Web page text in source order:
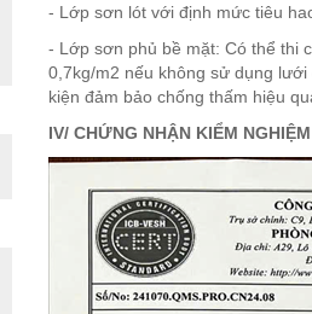
- Lớp sơn lót với định mức tiêu
- Lớp sơn phủ bề mặt: Có thể thi
0,7kg/m2 nếu không sử dụng
kiện đảm bảo chống thấm hiệu
IV/ CHỨNG NHẬN KIỂM